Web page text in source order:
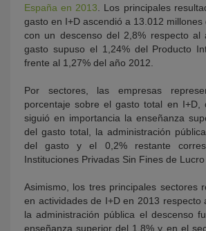
España en 2013 . Los principales
gasto en I+D ascendió a 13.012 millones
con un descenso del 2,8% respecto al
gasto supuso el 1,24% del Producto
frente al 1,27% del año 2012.
Por sectores, las empresas
porcentaje sobre el gasto total en I+D,
siguió en importancia la enseñanza
del gasto total, la administración
del gasto y el 0,2% restante
Instituciones Privadas Sin Fines de Lucro
Asimismo, los tres principales sectores
en actividades de I+D en 2013 respecto
la administración pública el descenso
enseñanza superior del 1,8% y en el